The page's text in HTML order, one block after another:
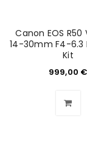
Ein Link zum
deine E-Mail-
Canon EOS R50
14-30mm F4-6.3
Kit
999,00 €